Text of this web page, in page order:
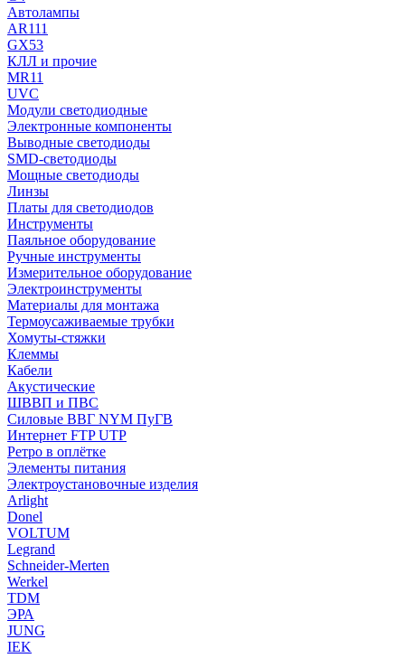
Автолампы
AR111
GX53
КЛЛ и прочие
MR11
UVC
Модули светодиодные
Электронные компоненты
Выводные светодиоды
SMD-светодиоды
Мощные светодиоды
Линзы
Платы для светодиодов
Инструменты
Паяльное оборудование
Ручные инструменты
Измерительное оборудование
Электроинструменты
Материалы для монтажа
Термоусаживаемые трубки
Хомуты-стяжки
Клеммы
Кабели
Акустические
ШВВП и ПВС
Силовые ВВГ NYM ПуГВ
Интернет FTP UTP
Ретро в оплётке
Элементы питания
Электроустановочные изделия
Arlight
Donel
VOLTUM
Legrand
Schneider-Merten
Werkel
TDM
ЭРА
JUNG
IEK